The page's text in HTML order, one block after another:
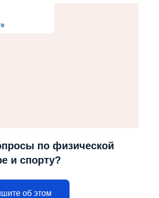
по физической
и спорту?
об этом